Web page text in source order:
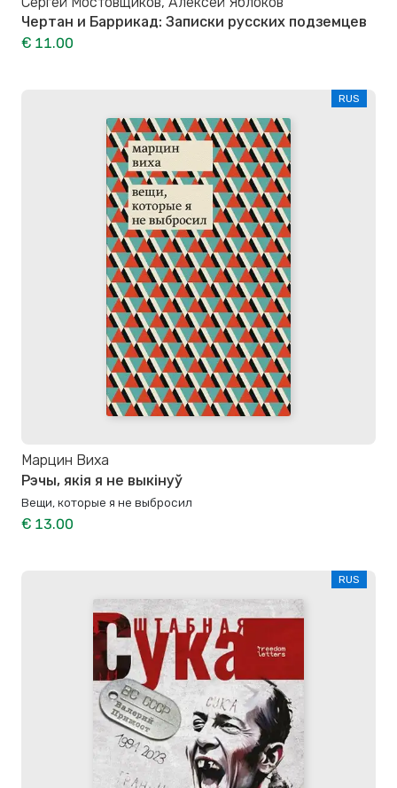
Чертан и Баррикад: Записки русских подземцев
€ 11.00
RUS
Марцин Виха
Рэчы, якія я не выкінуў
Вещи, которые я не выбросил
€ 13.00
RUS